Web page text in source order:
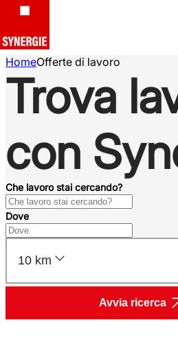
HomeOfferte di lavoro
Trova
con
Che lavoro stai cercando?
Dove
10 km
Avvia ricerca